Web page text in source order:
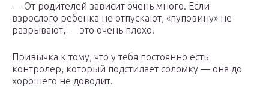
— От родителей зависит очень много. Если
взрослого ребенка не отпускают, «пуповину» не
разрывают, — это очень плохо.
Привычка к тому, что у тебя постоянно есть
контролер, который подстилает соломку — она до
хорошего не доводит.